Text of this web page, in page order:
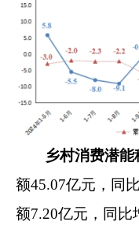
乡村消费潜
额45.07亿元， 同比
额7.20亿元， 同比